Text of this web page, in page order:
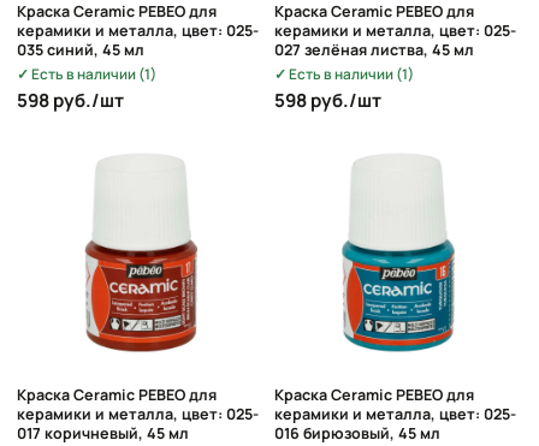
Краска Ceramic PEBEO для
керамики и металла, цвет: 025-
035 синий, 45 мл
Есть в наличии (1)
598 руб./шт
Краска Ceramic PEBEO для
керамики и металла, цвет: 025-
027 зелёная листва, 45 мл
Есть в наличии (1)
598 руб./шт
Краска Ceramic PEBEO для
керамики и металла, цвет: 025-
017 коричневый, 45 мл
Краска Ceramic PEBEO для
керамики и металла, цвет: 025-
016 бирюзовый, 45 мл